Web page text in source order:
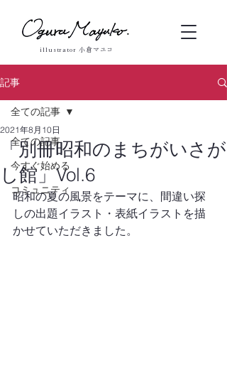
illustrator 小倉マユコ
記事
全ての記事
今すぐ始める
コミュニティ
全ての記事
「別冊昭和のまちがいさが
し館」Vol.6
2021年8月10日
昭和の夏の風景をテーマに、間違い探
しの出題イラスト・表紙イラストを描
かせていただきました。